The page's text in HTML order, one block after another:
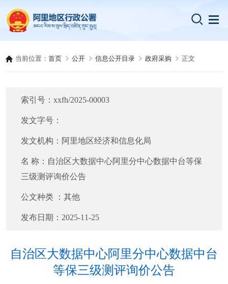
当前位置：首页 公开 信息公开目录 政府采购 正文
索引号：xxfh/2025-00003
发文字号：
发文机构： 阿里地区经济和信息化局
名 称： 自治区大数据中心阿里分中心数据中台等保
三级测评询价公告
公文种类 ：其他
发布日期： 2025-11-25
自治区大数据中心阿里分中心数据中台
等保三级测评询价公告